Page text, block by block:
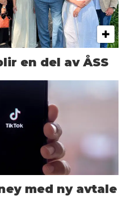
en del av ÅSS
med ny avtale